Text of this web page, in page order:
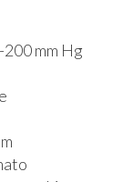
mm Hg